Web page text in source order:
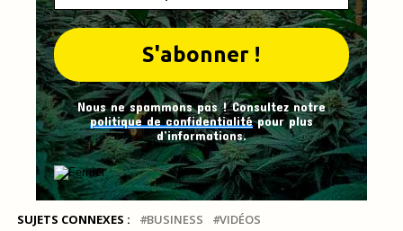
Nous ne spammons pas ! Consultez notre
politique de confidentialitépour plus
d’informations.
SUJETS CONNEXES : BUSINESS VIDÉOS